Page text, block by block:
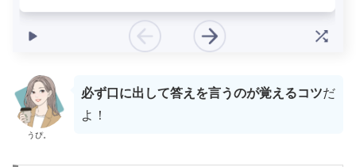
うぴ。
必ず口に出して答えを言うのが覚えるコツだ
よ！